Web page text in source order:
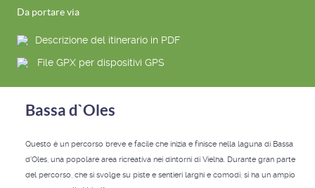
Da portare via
Descrizione del itinerario in PDF
File GPX per dispositivi GPS
Bassa d`Oles
Questo è un percorso breve e facile che inizia e finisce nella laguna di Bassa
d'Oles, una popolare area ricreativa nei dintorni di Vielha. Durante gran parte
del percorso, che si svolge su piste e sentieri larghi e comodi, si ha un ampio